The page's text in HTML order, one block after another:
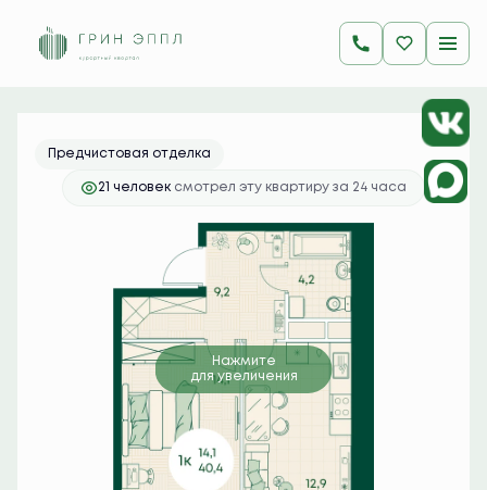
1-комнатная40.4 м
9 857 600 руб.
Ипотека от 39 180 руб./мес.
Предчистовая отделка
21 человек смотрел эту квартиру за 24 часа
Нажмите
для увеличения